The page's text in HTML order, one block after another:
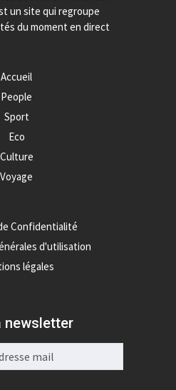
un site qui regroupe
du moment en direct
Accueil
People
Sport
Eco
Culture
Voyage
Confidentialité
d'utilisation
légales
newsletter